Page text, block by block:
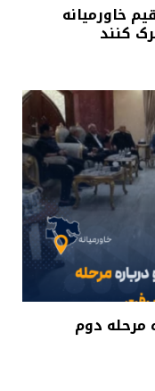
خاورمیانه
کنند
دوم